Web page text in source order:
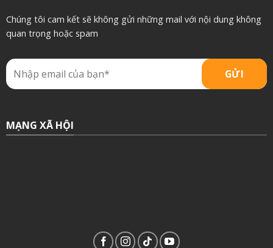
Chúng tôi cam kết sẽ không gửi những mail với nội dung không
quan trọng hoặc spam
MẠNG XÃ HỘI